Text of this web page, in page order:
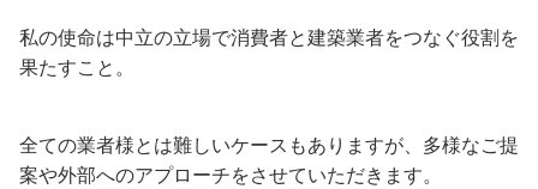
私の使命は中立の立場で消費者と建築業者をつなぐ役割を
果たすこと。
全ての業者様とは難しいケースもありますが、多様なご提
案や外部へのアプローチをさせていただきます。